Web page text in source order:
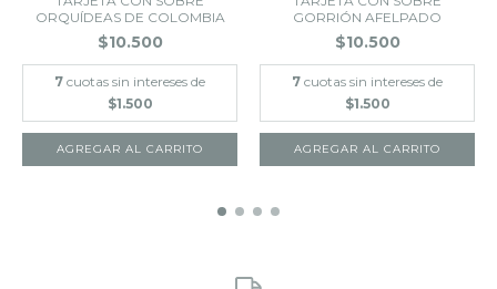
ORQUÍDEAS DE COLOMBIA
$10.500
7 cuotas sin intereses de
$1.500
GORRIÓN AFELPADO
$10.500
7 cuotas sin intereses de
$1.500